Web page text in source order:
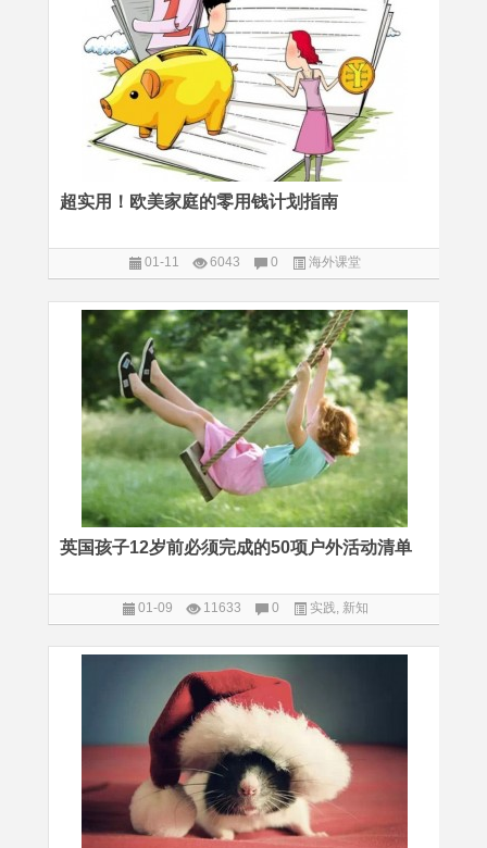
超实用！欧美家庭的零用钱计划指南
01-11 6043 0 海外课堂
英国孩子12岁前必须完成的50项户外活动清单
01-09 11633 0 实践, 新知